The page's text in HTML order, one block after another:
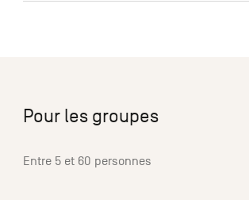
Pour les groupes
Entre 5 et 60 personnes